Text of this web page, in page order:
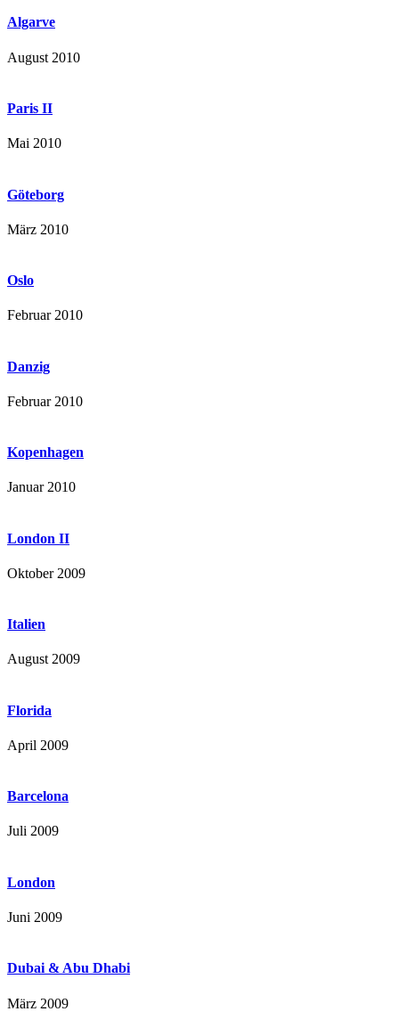
Algarve
August 2010
Paris II
Mai 2010
Göteborg
März 2010
Oslo
Februar 2010
Danzig
Februar 2010
Kopenhagen
Januar 2010
London II
Oktober 2009
Italien
August 2009
Florida
April 2009
Barcelona
Juli 2009
London
Juni 2009
Dubai & Abu Dhabi
März 2009